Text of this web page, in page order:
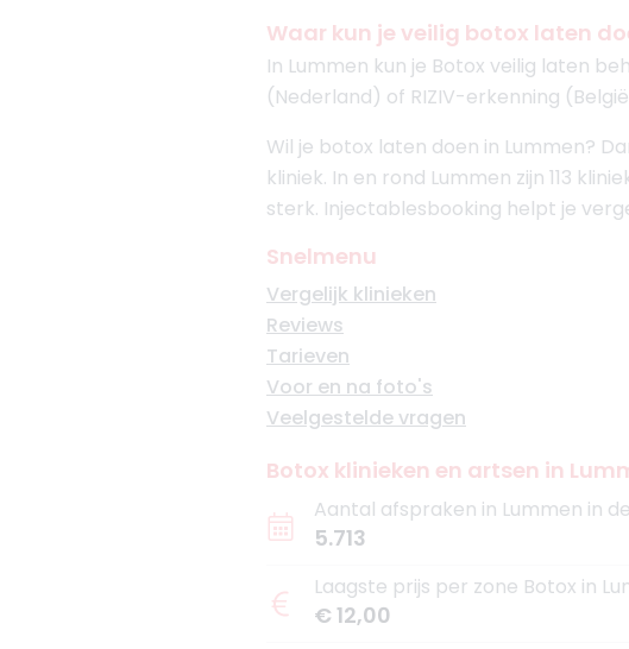
Waar kun je veilig botox laten
In Lummen kun je Botox veilig laten
(Nederland) of RIZIV-erkenning
Wil je botox laten doen in Lummen?
kliniek. In en rond Lummen zijn 113
sterk. Injectablesbooking helpt je
Snelmenu
Vergelijk klinieken
Reviews
Tarieven
Voor en na foto's
Veelgestelde vragen
Botox klinieken en artsen in
Aantal afspraken in Lummen in
5.713
Laagste prijs per zone Botox in
€ 12,00